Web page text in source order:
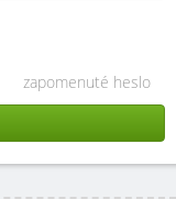
zapomenuté heslo